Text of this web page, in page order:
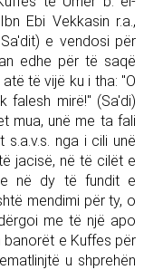
Ebi Vekkasin r.a.,
e vendosi për
edhe për të saqë
të vijë ku i tha: "O
falesh mirë!" (Sa'di)
mua, unë me ta fali
s.a.v.s. nga i cili unë
jacisë, në të cilët e
në dy të fundit e
mendimi për ty, o
me të një apo
banorët e Kuffes për
u shprehën